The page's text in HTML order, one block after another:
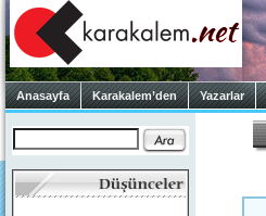
Anasayfa Karakalem’den Yazarlar